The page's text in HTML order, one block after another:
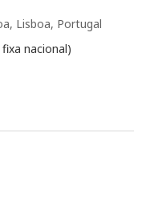
Lisboa, Portugal
nacional)